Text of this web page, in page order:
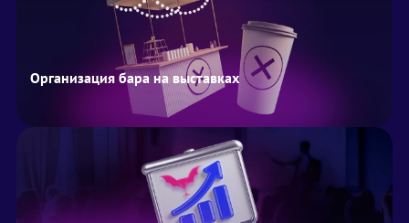
Организация бара на выставках